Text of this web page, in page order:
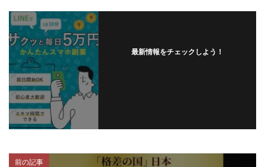
最新情報をチェックしよう！
前の記事